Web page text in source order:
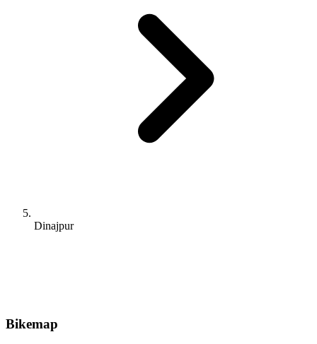
Dinajpur
Bikemap